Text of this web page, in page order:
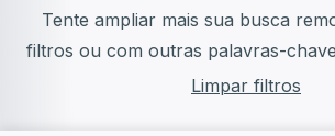
Tente ampliar mais sua busca
filtros ou com outras palavras-
Limpar filtros